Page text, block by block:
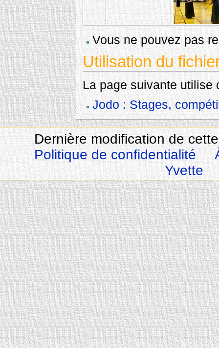
Vous ne pouvez pas
Utilisation du
La page suivante utilise
Jodo : Stages,
Dernière modification de
Politique de confidentialité
Yvette